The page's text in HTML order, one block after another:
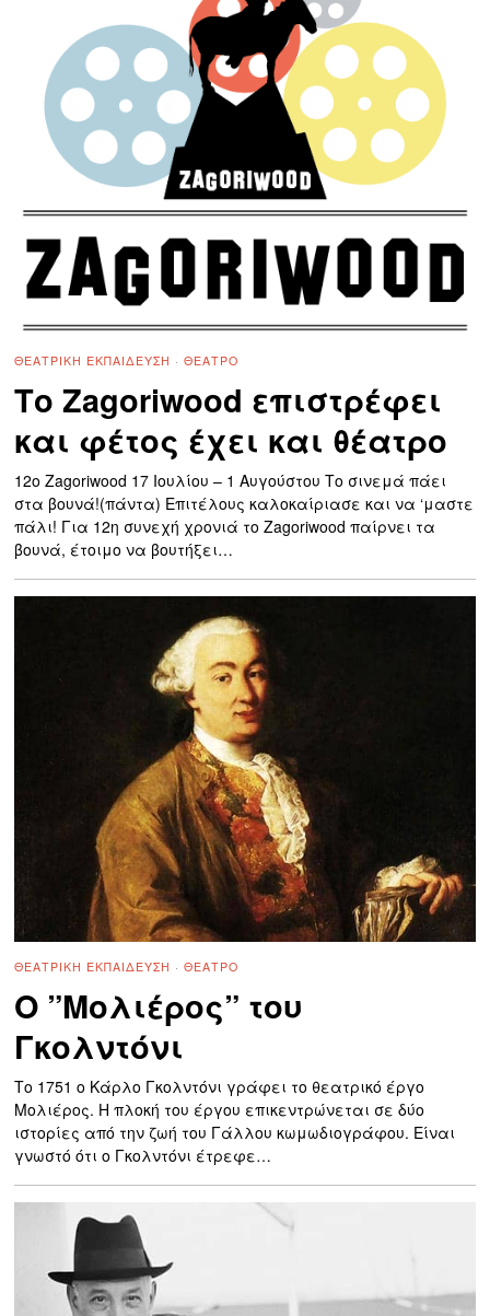
ΘΕΑΤΡΙΚΉ ΕΚΠΑΊΔΕΥΣΗ · ΘΈΑΤΡΟ
Το Zagoriwood επιστρέφει
και φέτος έχει και θέατρο
12o Zagoriwood 17 Ιουλίου – 1 Αυγούστου Το σινεμά πάει
στα βουνά!(πάντα) Επιτέλους καλοκαίριασε και να ‘μαστε
πάλι! Για 12η συνεχή χρονιά το Zagoriwood παίρνει τα
βουνά, έτοιμο να βουτήξει…
ΘΕΑΤΡΙΚΉ ΕΚΠΑΊΔΕΥΣΗ · ΘΈΑΤΡΟ
O ”Μολιέρος” του
Γκολντόνι
Το 1751 ο Κάρλο Γκολντόνι γράφει το θεατρικό έργο
Μολιέρος. Η πλοκή του έργου επικεντρώνεται σε δύο
ιστορίες από την ζωή του Γάλλου κωμωδιογράφου. Είναι
γνωστό ότι ο Γκολντόνι έτρεφε…